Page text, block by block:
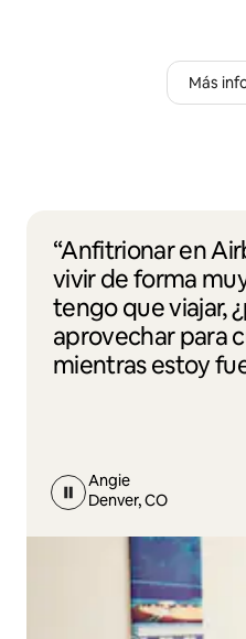
Más
“Anfitrionar en
vivir de forma
tengo que viajar,
aprovechar para
mientras estoy
Angie
Denver, CO